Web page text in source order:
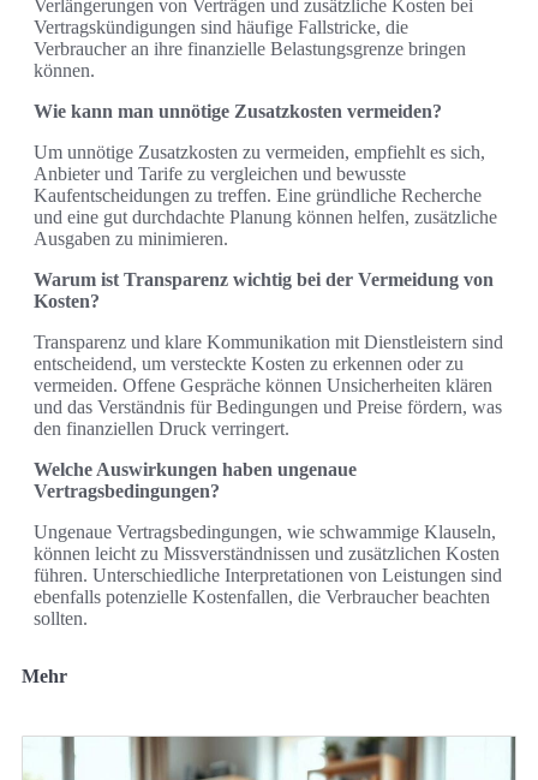
Verlängerungen von Verträgen und zusätzliche Kosten bei
Vertragskündigungen sind häufige Fallstricke, die
Verbraucher an ihre finanzielle Belastungsgrenze bringen
können.
Wie kann man unnötige Zusatzkosten vermeiden?
Um unnötige Zusatzkosten zu vermeiden, empfiehlt es sich,
Anbieter und Tarife zu vergleichen und bewusste
Kaufentscheidungen zu treffen. Eine gründliche Recherche
und eine gut durchdachte Planung können helfen, zusätzliche
Ausgaben zu minimieren.
Warum ist Transparenz wichtig bei der Vermeidung von
Kosten?
Transparenz und klare Kommunikation mit Dienstleistern sind
entscheidend, um versteckte Kosten zu erkennen oder zu
vermeiden. Offene Gespräche können Unsicherheiten klären
und das Verständnis für Bedingungen und Preise fördern, was
den finanziellen Druck verringert.
Welche Auswirkungen haben ungenaue
Vertragsbedingungen?
Ungenaue Vertragsbedingungen, wie schwammige Klauseln,
können leicht zu Missverständnissen und zusätzlichen Kosten
führen. Unterschiedliche Interpretationen von Leistungen sind
ebenfalls potenzielle Kostenfallen, die Verbraucher beachten
sollten.
Mehr